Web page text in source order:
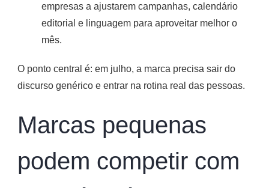
empresas a ajustarem campanhas, calendário
editorial e linguagem para aproveitar melhor o
mês.
O ponto central é: em julho, a marca precisa sair do
discurso genérico e entrar na rotina real das pessoas.
Marcas pequenas
podem competir com